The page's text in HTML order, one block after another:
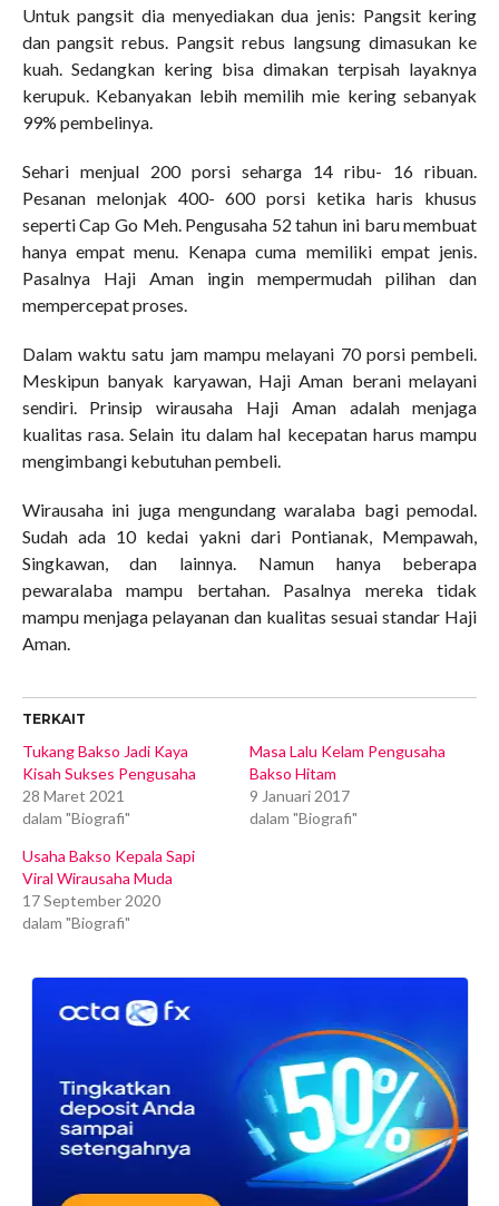
Untuk pangsit dia menyediakan dua jenis: Pangsit kering
dan pangsit rebus. Pangsit rebus langsung dimasukan ke
kuah. Sedangkan kering bisa dimakan terpisah layaknya
kerupuk. Kebanyakan lebih memilih mie kering sebanyak
99% pembelinya.
Sehari menjual 200 porsi seharga 14 ribu- 16 ribuan.
Pesanan melonjak 400- 600 porsi ketika haris khusus
seperti Cap Go Meh. Pengusaha 52 tahun ini baru membuat
hanya empat menu. Kenapa cuma memiliki empat jenis.
Pasalnya Haji Aman ingin mempermudah pilihan dan
mempercepat proses.
Dalam waktu satu jam mampu melayani 70 porsi pembeli.
Meskipun banyak karyawan, Haji Aman berani melayani
sendiri. Prinsip wirausaha Haji Aman adalah menjaga
kualitas rasa. Selain itu dalam hal kecepatan harus mampu
mengimbangi kebutuhan pembeli.
Wirausaha ini juga mengundang waralaba bagi pemodal.
Sudah ada 10 kedai yakni dari Pontianak, Mempawah,
Singkawan, dan lainnya. Namun hanya beberapa
pewaralaba mampu bertahan. Pasalnya mereka tidak
mampu menjaga pelayanan dan kualitas sesuai standar Haji
Aman.
TERKAIT
Tukang Bakso Jadi Kaya
Kisah Sukses Pengusaha
28 Maret 2021
dalam "Biografi"
Masa Lalu Kelam Pengusaha
Bakso Hitam
9 Januari 2017
dalam "Biografi"
Usaha Bakso Kepala Sapi
Viral Wirausaha Muda
17 September 2020
dalam "Biografi"